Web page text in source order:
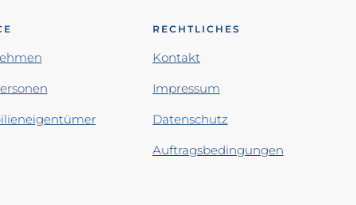
RECHTLICHES
Kontakt
Impressum
Datenschutz
Auftragsbedingungen